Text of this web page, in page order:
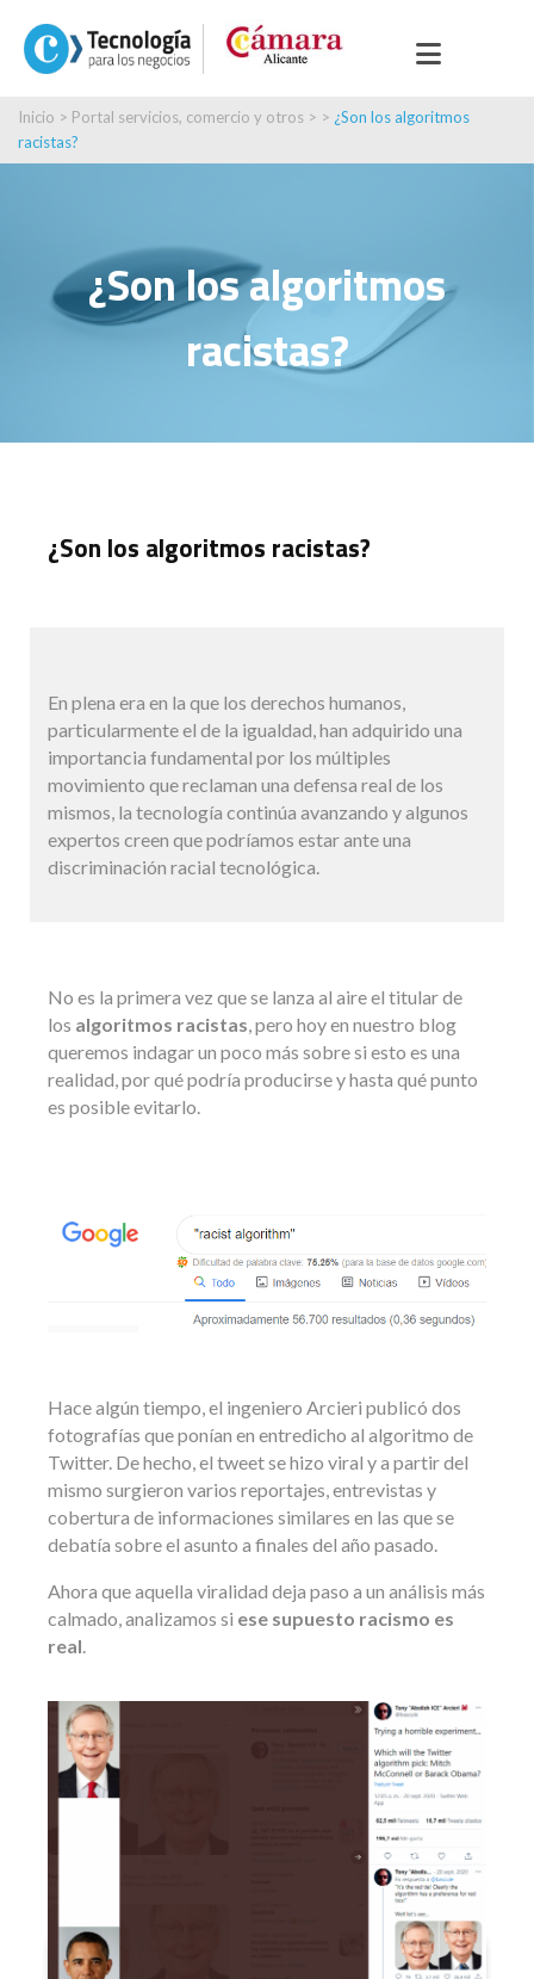
Inicio > Portal servicios, comercio y otros > > ¿Son los algoritmos
racistas?
¿Son los algoritmos
racistas?
¿Son los algoritmos racistas?
En plena era en la que los derechos humanos,
particularmente el de la igualdad, han adquirido una
importancia fundamental por los múltiples
movimiento que reclaman una defensa real de los
mismos, la tecnología continúa avanzando y algunos
expertos creen que podríamos estar ante una
discriminación racial tecnológica.
No es la primera vez que se lanza al aire el titular de
los algoritmos racistas, pero hoy en nuestro blog
queremos indagar un poco más sobre si esto es una
realidad, por qué podría producirse y hasta qué punto
es posible evitarlo.
Hace algún tiempo, el ingeniero Arcieri publicó dos
fotografías que ponían en entredicho al algoritmo de
Twitter. De hecho, el tweet se hizo viral y a partir del
mismo surgieron varios reportajes, entrevistas y
cobertura de informaciones similares en las que se
debatía sobre el asunto a finales del año pasado.
Ahora que aquella viralidad deja paso a un análisis más
calmado, analizamos si ese supuesto racismo es
real.